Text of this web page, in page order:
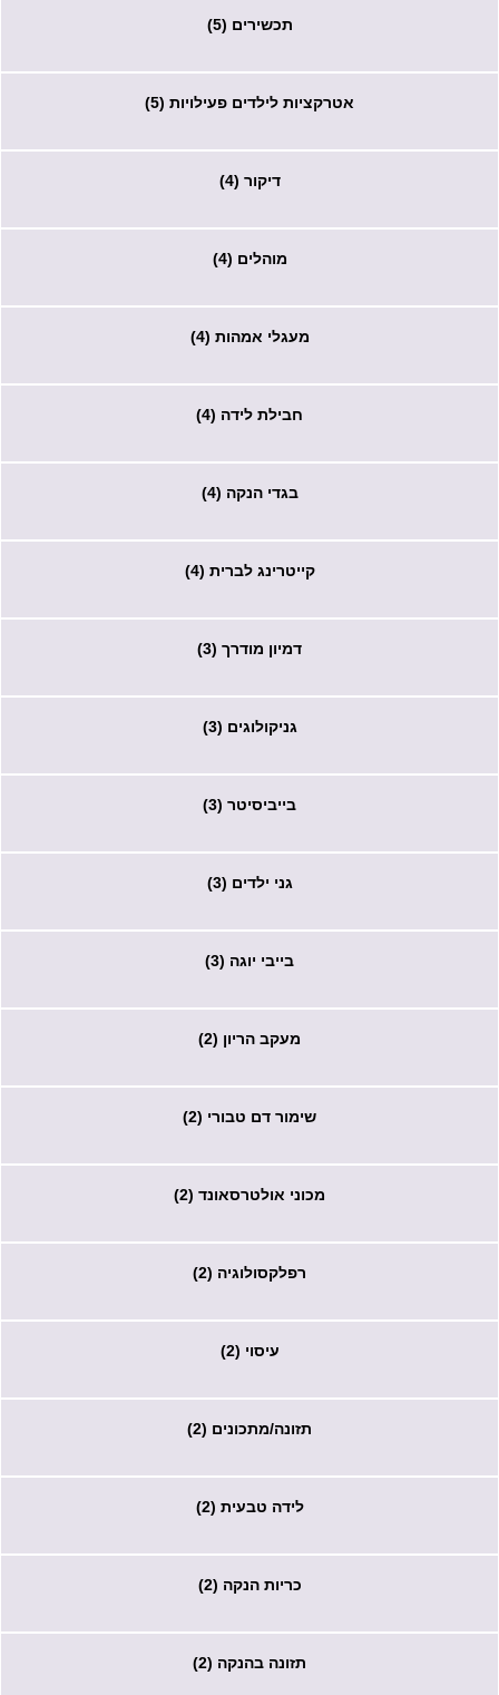
תכשירים (5)
אטרקציות לילדים פעילויות (5)
דיקור (4)
מוהלים (4)
מעגלי אמהות (4)
חבילת לידה (4)
בגדי הנקה (4)
קייטרינג לברית (4)
דמיון מודרך (3)
גניקולוגים (3)
בייביסיטר (3)
גני ילדים (3)
בייבי יוגה (3)
מעקב הריון (2)
שימור דם טבורי (2)
מכוני אולטרסאונד (2)
רפלקסולוגיה (2)
עיסוי (2)
תזונה/מתכונים (2)
לידה טבעית (2)
כריות הנקה (2)
תזונה בהנקה (2)